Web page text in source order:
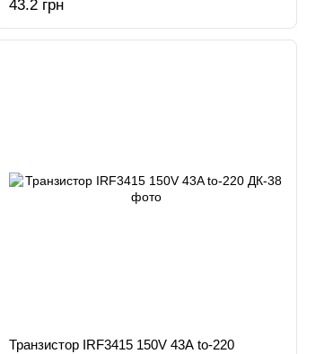
43.2 грн
Транзистор IRF3415 150V 43A to-220